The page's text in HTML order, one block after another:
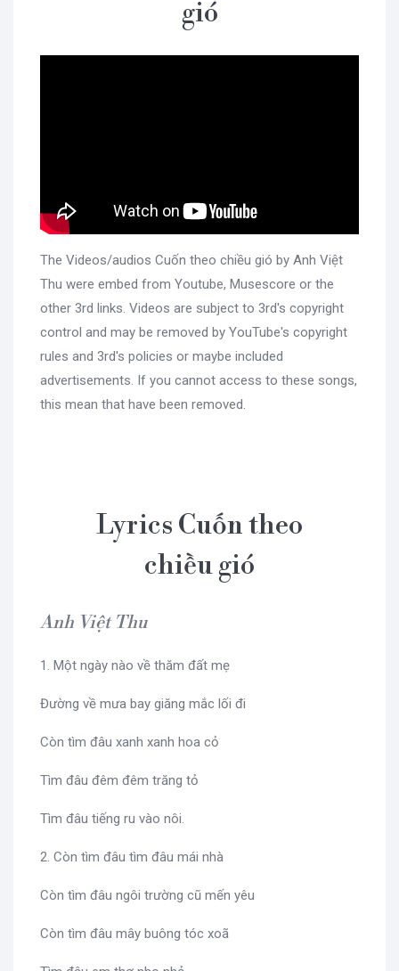
gió
The Videos/audios Cuốn theo chiều gió by Anh Việt
Thu were embed from Youtube, Musescore or the
other 3rd links. Videos are subject to 3rd's copyright
control and may be removed by YouTube's copyright
rules and 3rd's policies or maybe included
advertisements. If you cannot access to these songs,
this mean that have been removed.
Lyrics Cuốn theo
chiều gió
Anh Việt Thu
1. Một ngày nào về thăm đất mẹ
Đường về mưa bay giăng mắc lối đi
Còn tìm đâu xanh xanh hoa cỏ
Tìm đâu đêm đêm trăng tỏ
Tìm đâu tiếng ru vào nôi.
2. Còn tìm đâu tìm đâu mái nhà
Còn tìm đâu ngôi trường cũ mến yêu
Còn tìm đâu mây buông tóc xoã